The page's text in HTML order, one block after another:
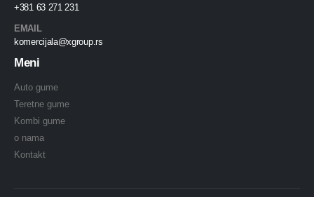
+381 63 271 231
EMAIL
komercijala@xgroup.rs
Meni
Auto gume
Teretne gume
Kombi gume
o nama
Kontakt